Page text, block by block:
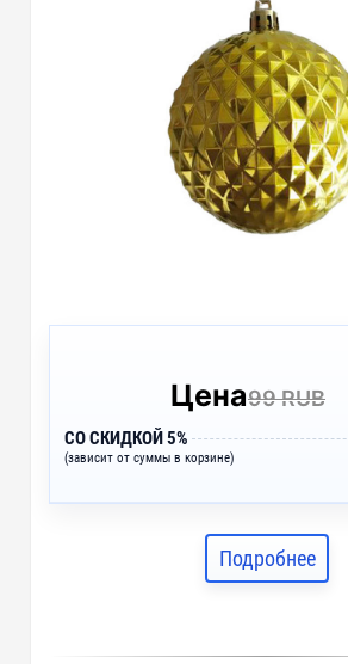
Цена99 RUB
СО СКИДКОЙ 5%
(зависит от суммы в корзине)
Подробнее